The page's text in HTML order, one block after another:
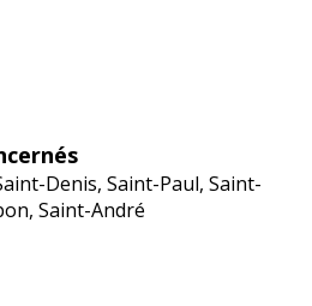
Denis, Saint-Paul, Saint-
Saint-André